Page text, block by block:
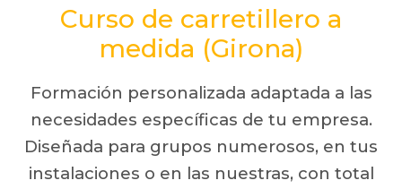
Curso de carretillero a
medida (Girona)
Formación personalizada adaptada a las
necesidades específicas de tu empresa.
Diseñada para grupos numerosos, en tus
instalaciones o en las nuestras, con total